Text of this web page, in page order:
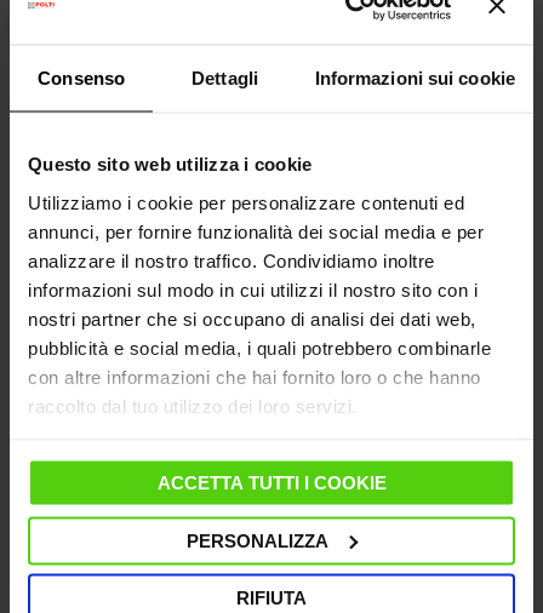
Consenso Dettagli Informazioni sui cookie
Questo sito web utilizza i cookie
Utilizziamo i cookie per personalizzare contenuti ed
annunci, per fornire funzionalità dei social media e per
analizzare il nostro traffico. Condividiamo inoltre
informazioni sul modo in cui utilizzi il nostro sito con i
nostri partner che si occupano di analisi dei dati web,
pubblicità e social media, i quali potrebbero combinarle
con altre informazioni che hai fornito loro o che hanno
raccolto dal tuo utilizzo dei loro servizi.
ACCETTA TUTTI I COOKIE
PERSONALIZZA
RIFIUTA
Garanzia legale
2 anni
Hai bisogno di aiuto?Consulta le nostre
domande frequentio visita la pagina del
Servizio Clienti
Dal 10 al 14 agosto le spedizioni saranno sospese,
riprenderanno regolarmente dal 17 agosto
DETTAGLI PRODOTTO
VANTAGGI E CARATTERISTICHE